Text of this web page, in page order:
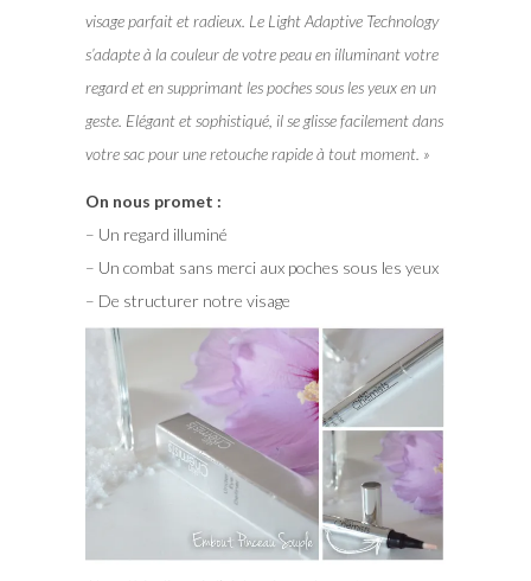
visage parfait et radieux. Le Light Adaptive Technology
s’adapte à la couleur de votre peau en illuminant votre
regard et en supprimant les poches sous les yeux en un
geste. Elégant et sophistiqué, il se glisse facilement dans
votre sac pour une retouche rapide à tout moment. »
On nous promet :
– Un regard illuminé
– Un combat sans merci aux poches sous les yeux
– De structurer notre visage